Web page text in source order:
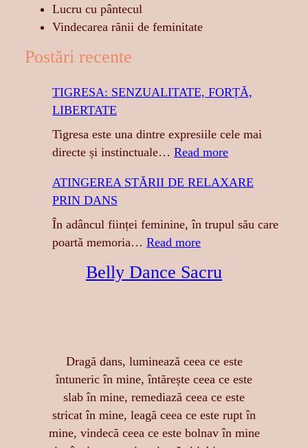
Lucru cu pântecul
Vindecarea rănii de feminitate
Postări recente
TIGRESA: SENZUALITATE, FORȚĂ,
LIBERTATE
Tigresa este una dintre expresiile cele mai
directe și instinctuale… Read more:
I
R
Z
U
A
L
I
ATINGEREA STĂRII DE RELAXARE
PRIN DANS
În adâncul ființei feminine, în trupul său care
poartă memoria… Read more:
T
R
E
A
S
T
Belly Dance Sacru
Dragă dans, luminează ceea ce este
întuneric în mine, întărește ceea ce este
slab în mine, remediază ceea ce este
stricat în mine, leagă ceea ce este rupt în
mine, vindecă ceea ce este bolnav în mine